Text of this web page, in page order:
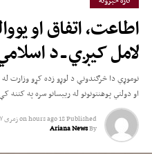
اطاعت، اتفاق او
لامل کیږي ــ د
نوموړي دا څرګندونې د لوړو زده کړو وزارت له
او دولتي پوهنتونونو له رییسانو سره په
Published
18 hours ago
onزمری ۱۷, ۱۴۰۵
By
Ariana News